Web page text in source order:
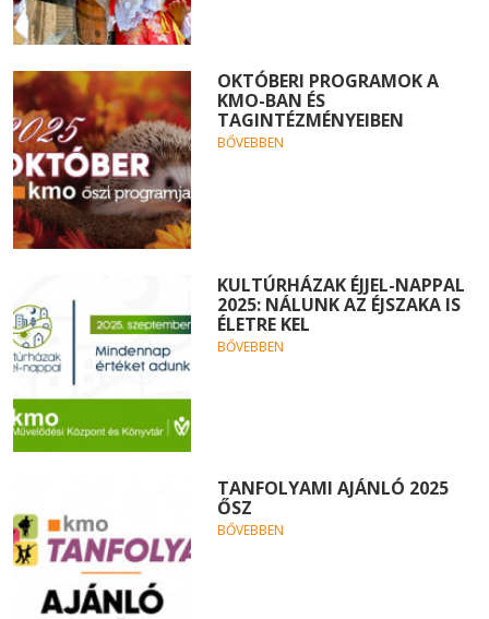
OKTÓBERI PROGRAMOK A
KMO-BAN ÉS
TAGINTÉZMÉNYEIBEN
BŐVEBBEN
KULTÚRHÁZAK ÉJJEL-NAPPAL
2025: NÁLUNK AZ ÉJSZAKA IS
ÉLETRE KEL
BŐVEBBEN
TANFOLYAMI AJÁNLÓ 2025
ŐSZ
BŐVEBBEN